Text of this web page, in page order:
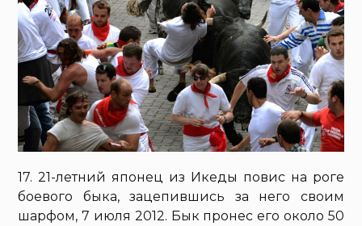
17. 21-летний японец из Икеды повис на роге
боевого быка, зацепившись за него своим
шарфом, 7 июля 2012. Бык пронес его около 50